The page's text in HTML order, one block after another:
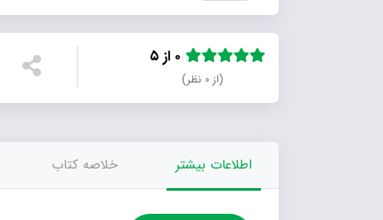
(از ۰ نظر)
اطلاعات بیشتر خلاصه کتاب